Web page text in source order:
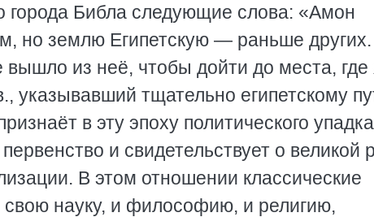
города Библа следующие слова: «Амон
но землю Египетскую — раньше
из неё, чтобы дойти до места, где
указывавший тщательно египетскому
в эту эпоху политического упадка
и свидетельствует о великой
В этом отношении классические
свою науку, и философию, и религию,